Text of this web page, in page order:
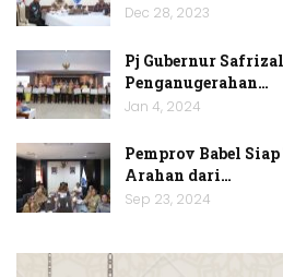
Dec 28, 2023
Pj Gubernur
Penganugerahan…
Jan 4, 2024
Pemprov Babel
Arahan dari…
Sep 23, 2024